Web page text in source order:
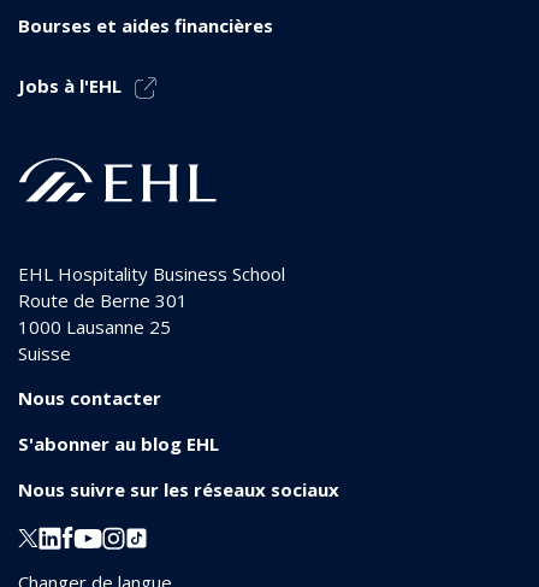
Bourses et aides financières
Jobs à l'EHL
EHL Hospitality Business School
Route de Berne 301
1000 Lausanne 25
Suisse
Nous contacter
S'abonner au blog EHL
Nous suivre sur les réseaux sociaux
Changer de langue